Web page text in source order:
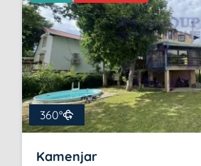
360°
Kamenjar